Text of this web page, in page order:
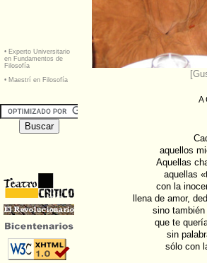
A
aquellos
Aquellas
aquellas
con la
llena de amor,
sino
que te
sin
sólo con